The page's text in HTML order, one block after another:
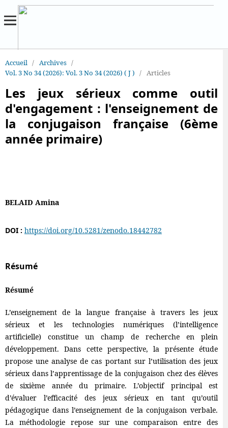
Accueil / Archives /
Vol. 3 No 34 (2026): Vol. 3 No 34 (2026) ( J ) / Articles
Les jeux sérieux comme outil
d'engagement : l'enseignement de
la conjugaison française (6ème
année primaire)
BELAID Amina
DOI : https://doi.org/10.5281/zenodo.18442782
Résumé
Résumé
L’enseignement de la langue française à travers les jeux
sérieux et les technologies numériques (l’intelligence
artificielle) constitue un champ de recherche en plein
développement. Dans cette perspective, la présente étude
propose une analyse de cas portant sur l’utilisation des jeux
sérieux dans l’apprentissage de la conjugaison chez des élèves
de sixième année du primaire. L’objectif principal est
d’évaluer l’efficacité des jeux sérieux en tant qu’outil
pédagogique dans l’enseignement de la conjugaison verbale.
La méthodologie repose sur une comparaison entre des